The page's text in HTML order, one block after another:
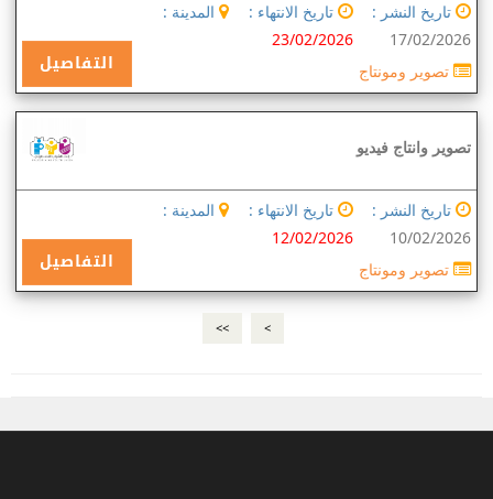
تاريخ النشر :
17/02/2026
تاريخ الانتهاء :
23/02/2026
المدينة :
التفاصيل تصوير ومونتاج
تصوير وانتاج فيديو
تاريخ النشر :
10/02/2026
تاريخ الانتهاء :
12/02/2026
المدينة :
التفاصيل تصوير ومونتاج
>
>>